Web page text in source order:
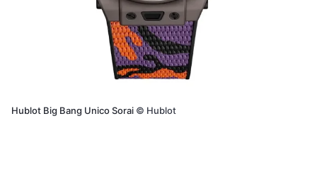
Hublot Big Bang Unico Sorai © Hublot